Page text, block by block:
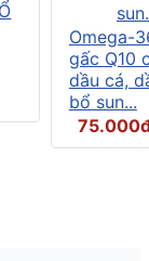
Omega-
gấc Q10
dầu cá,
bổ sun...